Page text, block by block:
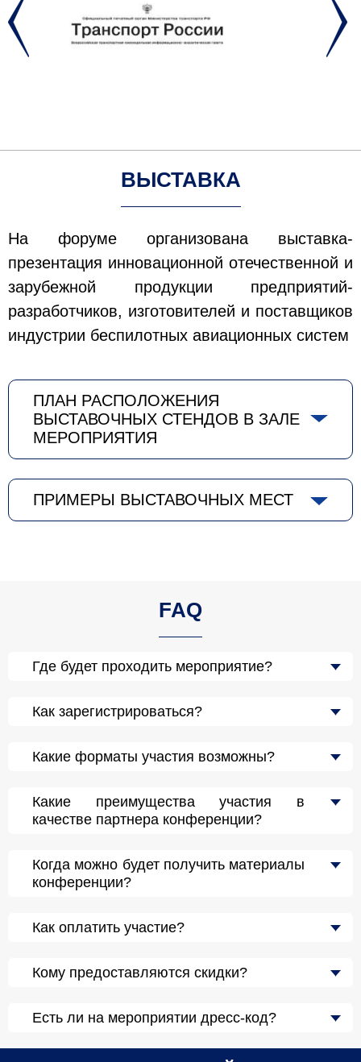
ВЫСТАВКА
На форуме организована выставка-
презентация инновационной отечественной и
зарубежной продукции предприятий-
разработчиков, изготовителей и поставщиков
индустрии беспилотных авиационных систем
ПЛАН РАСПОЛОЖЕНИЯ
ВЫСТАВОЧНЫХ СТЕНДОВ В ЗАЛЕ
МЕРОПРИЯТИЯ
ПРИМЕРЫ ВЫСТАВОЧНЫХ МЕСТ
FAQ
Где будет проходить мероприятие?
Как зарегистрироваться?
Какие форматы участия возможны?
Какие преимущества участия в
качестве партнера конференции?
Когда можно будет получить материалы
конференции?
Как оплатить участие?
Кому предоставляются скидки?
Есть ли на мероприятии дресс-код?